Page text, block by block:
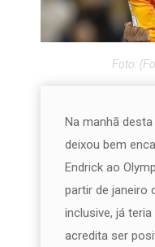
Foto:
Na manhã
deixou bem
Endrick ao
partir de janeiro
inclusive, já
acredita ser